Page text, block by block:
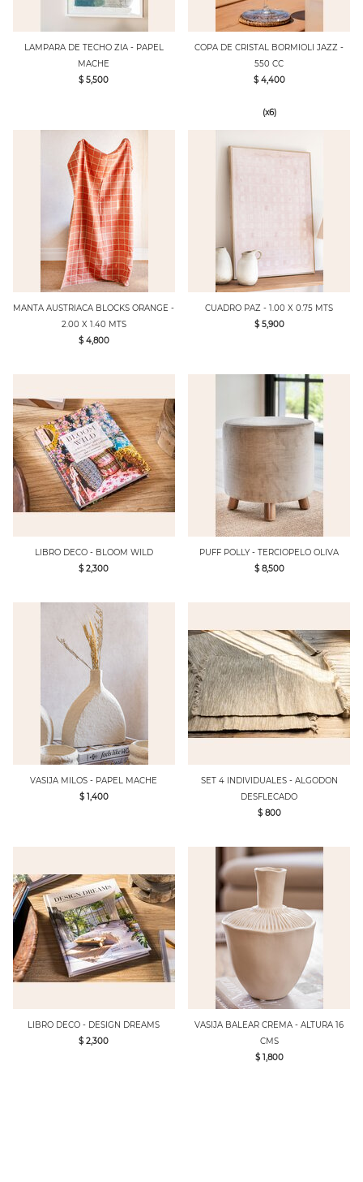
LAMPARA DE TECHO ZIA - PAPEL
MACHE
$ 5,500
COPA DE CRISTAL BORMIOLI JAZZ -
550 CC
$ 4,400
(x6)
MANTA AUSTRIACA BLOCKS ORANGE -
2.00 X 1.40 MTS
$ 4,800
CUADRO PAZ - 1.00 X 0.75 MTS
$ 5,900
LIBRO DECO - BLOOM WILD
$ 2,300
PUFF POLLY - TERCIOPELO OLIVA
$ 8,500
VASIJA MILOS - PAPEL MACHE
$ 1,400
SET 4 INDIVIDUALES - ALGODON
DESFLECADO
$ 800
LIBRO DECO - DESIGN DREAMS
$ 2,300
VASIJA BALEAR CREMA - ALTURA 16
CMS
$ 1,800